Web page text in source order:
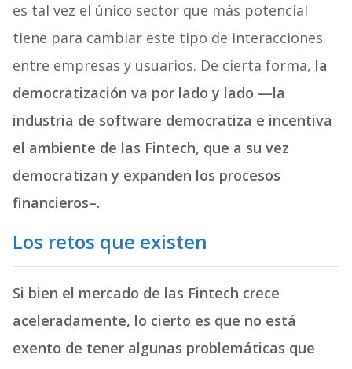
es tal vez el único sector que más potencial
tiene para cambiar este tipo de interacciones
entre empresas y usuarios. De cierta forma, la
democratización va por lado y lado —la
industria de software democratiza e incentiva
el ambiente de las Fintech, que a su vez
democratizan y expanden los procesos
financieros–.
Los retos que existen
Si bien el mercado de las Fintech crece
aceleradamente, lo cierto es que no está
exento de tener algunas problemáticas que